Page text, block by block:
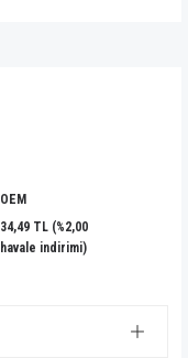
OEM
34,49 TL (%2,00
havale indirimi)